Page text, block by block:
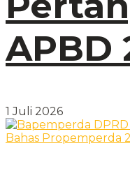
APBD
1 Juli 2026